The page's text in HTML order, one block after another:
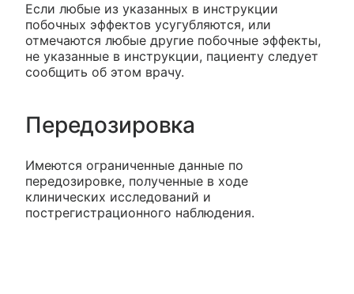
Если любые из указанных в инструкции
побочных эффектов усугубляются, или
отмечаются любые другие побочные эффекты,
не указанные в инструкции, пациенту следует
сообщить об этом врачу.
Передозировка
Имеются ограниченные данные по
передозировке, полученные в ходе
клинических исследований и
пострегистрационного наблюдения.